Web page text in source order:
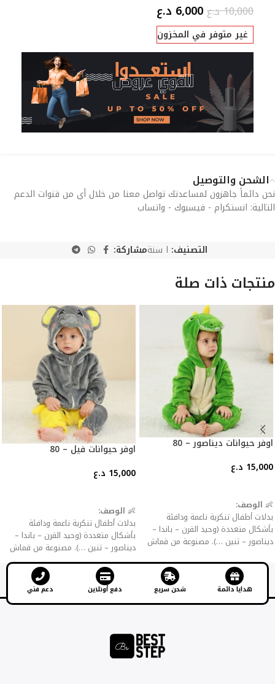
10,000د.ع6,000 د.ع
غير متوفر في المخزون
الشحن والتوصيل
نحن دائماً جاهزون لمساعدتك تواصل معنا من خلال أي من قنوات الدعم
التالية: انستكرام - فيسبوك - واتساب
التصنيف: ا سنةمشاركة:
منتجات ذات صلة
اوفر حيوانات ديناصور – 80
15,000 د.ع
👶 الوصف:
بدلات أطفال تنكرية ناعمة ودافئة
بأشكال متعددة (وحيد القرن – باندا –
ديناصور – تنين …). مصنوعة من قماش
سحّاب أو أزرار للإغلاق لسهولة اللبس
✨
المميزات:
تصاميم جذابة تضيف المرح للأطفال.
مثالية كملابس منزلية، حفلات تنكرية،
اوفر حيوانات فيل – 80
15,000 د.ع
👶 الوصف:
بدلات أطفال تنكرية ناعمة ودافئة
بأشكال متعددة (وحيد القرن – باندا –
ديناصور – تنين …). مصنوعة من قماش
فلانيل سميك للحماية من البرد، مع
سحّاب أو أزرار للإغلاق لسهولة اللبس
والخلع.
✨المميزات:
تصاميم جذابة تضيف المرح للأطفال.
مثالية كملابس منزلية، حفلات تنكرية،
هدايا دائمة شحن سريع دفع أونلاين دعم فني